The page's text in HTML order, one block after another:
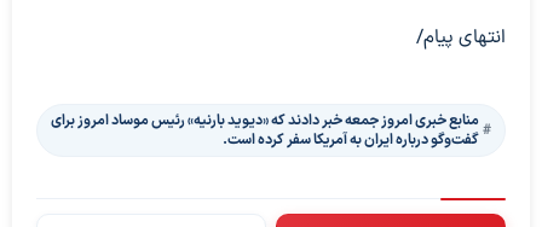
انتهای پیام/
منابع خبری امروز جمعه خبر دادند که «دیوید بارنیه» رئیس موساد امروز برای
گفت‌وگو درباره ایران به آمریکا سفر کرده است.